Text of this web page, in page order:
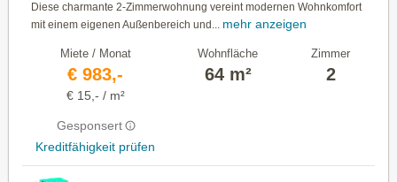
Diese charmante 2-Zimmerwohnung vereint modernen Wohnkomfort
mit einem eigenen Außenbereich und... mehr anzeigen
Miete / Monat
€ 983,-
€ 15,- / m²
Gesponsert
Kreditfähigkeit prüfen
Wohnfläche
64 m²
Zimmer
2